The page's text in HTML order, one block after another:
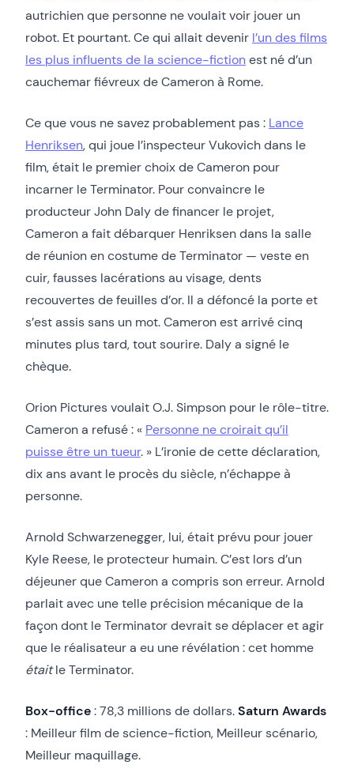
autrichien que personne ne voulait voir jouer un
robot. Et pourtant. Ce qui allait devenir l’un des films
les plus influents de la science-fictionest né d’un
cauchemar fiévreux de Cameron à Rome.
Ce que vous ne savez probablement pas : Lance
Henriksen, qui joue l’inspecteur Vukovich dans le
film, était le premier choix de Cameron pour
incarner le Terminator. Pour convaincre le
producteur John Daly de financer le projet,
Cameron a fait débarquer Henriksen dans la salle
de réunion en costume de Terminator — veste en
cuir, fausses lacérations au visage, dents
recouvertes de feuilles d’or. Il a défoncé la porte et
s’est assis sans un mot. Cameron est arrivé cinq
minutes plus tard, tout sourire. Daly a signé le
chèque.
Orion Pictures voulait O.J. Simpson pour le rôle-titre.
Cameron a refusé : « Personne ne croirait qu’il
puisse être un tueur. » L’ironie de cette déclaration,
dix ans avant le procès du siècle, n’échappe à
personne.
Arnold Schwarzenegger, lui, était prévu pour jouer
Kyle Reese, le protecteur humain. C’est lors d’un
déjeuner que Cameron a compris son erreur. Arnold
parlait avec une telle précision mécanique de la
façon dont le Terminator devrait se déplacer et agir
que le réalisateur a eu une révélation : cet homme
étaitle Terminator.
Box-office: 78,3 millions de dollars.Saturn Awards
: Meilleur film de science-fiction, Meilleur scénario,
Meilleur maquillage.